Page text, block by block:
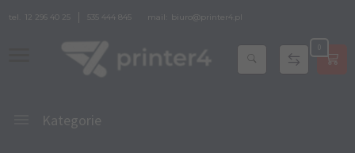
tel. 12 296 40 25 535 444 845 mail: biuro@printer4.pl
Kategorie